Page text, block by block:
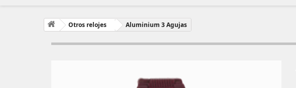
Otros relojes Aluminium 3 Agujas